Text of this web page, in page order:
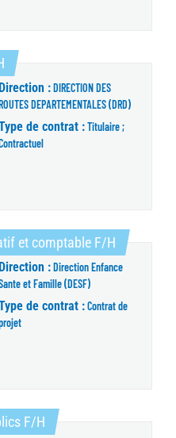
(Nouvelle fenêtre)
Direction :DIRECTION DES
DEPARTEMENTALES (DRD)
de contrat :Titulaire ;
et comptable F/H (Nouvelle
Direction :Direction Enfance
et Famille (DESF)
de contrat :Contrat de
F/H (Nouvelle fenêtre)